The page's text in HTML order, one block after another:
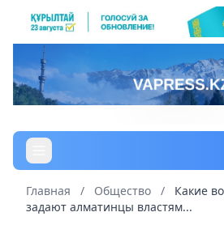
Главная / Общество /
Какие
задают алматинцы властям...